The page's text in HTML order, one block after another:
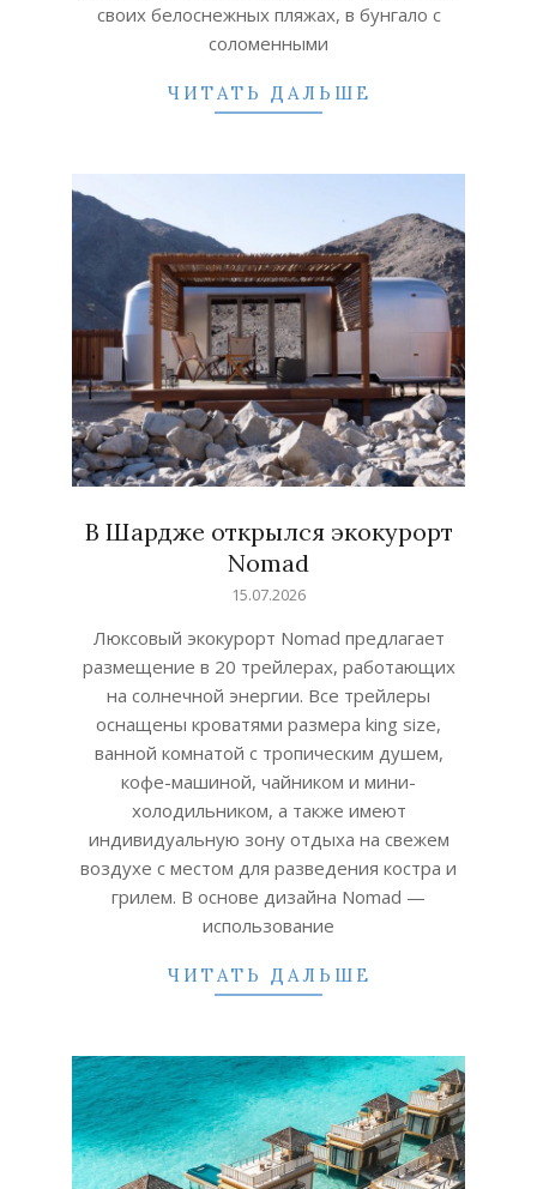
своих белоснежных пляжах, в бунгало с
соломенными
ЧИТАТЬ ДАЛЬШЕ
В Шардже открылся экокурорт
Nomad
15.07.2026
Люксовый экокурорт Nomad предлагает
размещение в 20 трейлерах, работающих
на солнечной энергии. Все трейлеры
оснащены кроватями размера king size,
ванной комнатой с тропическим душем,
кофе-машиной, чайником и мини-
холодильником, а также имеют
индивидуальную зону отдыха на свежем
воздухе с местом для разведения костра и
грилем. В основе дизайна Nomad —
использование
ЧИТАТЬ ДАЛЬШЕ